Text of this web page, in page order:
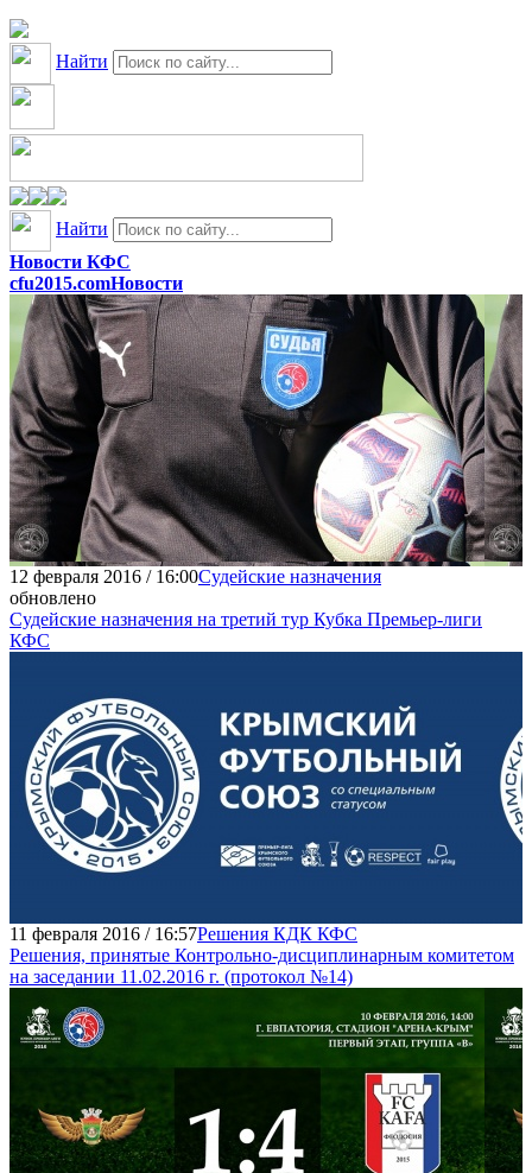
Найти
Найти
Новости КФС
cfu2015.comНовости
12 февраля 2016 / 16:00Судейские назначения
обновлено
Судейские назначения на третий тур Кубка Премьер-лиги
КФС
11 февраля 2016 / 16:57Решения КДК КФС
Решения, принятые Контрольно-дисциплинарным комитетом
на заседании 11.02.2016 г. (протокол №14)